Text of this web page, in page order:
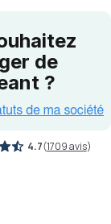
4.7(1709 avis)
de
?